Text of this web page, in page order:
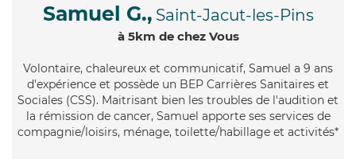
Samuel G., Saint-Jacut-les-Pins
à 5km de chez Vous
Volontaire, chaleureux et communicatif, Samuel a 9 ans
d'expérience et possède un BEP Carrières Sanitaires et
Sociales (CSS). Maitrisant bien les troubles de l'audition et
la rémission de cancer, Samuel apporte ses services de
compagnie/loisirs, ménage, toilette/habillage et activités*